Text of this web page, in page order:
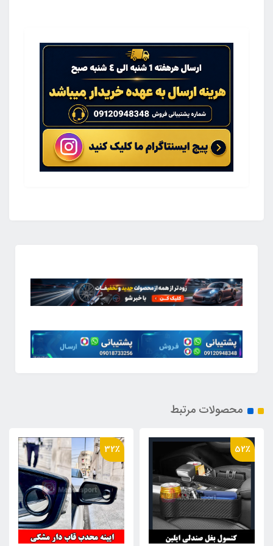
محصولات مرتبط
32٪ 44٪